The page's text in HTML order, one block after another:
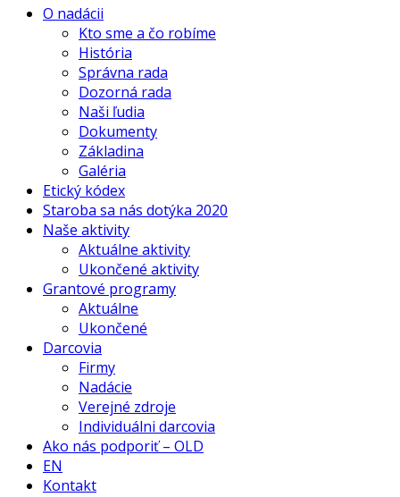
O nadácii
Kto sme a čo robíme
História
Správna rada
Dozorná rada
Naši ľudia
Dokumenty
Základina
Galéria
Etický kódex
Staroba sa nás dotýka 2020
Naše aktivity
Aktuálne aktivity
Ukončené aktivity
Grantové programy
Aktuálne
Ukončené
Darcovia
Firmy
Nadácie
Verejné zdroje
Individuálni darcovia
Ako nás podporiť – OLD
EN
Kontakt